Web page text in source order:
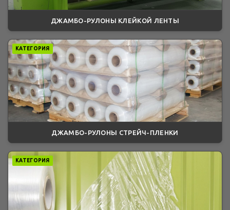
ДЖАМБО-РУЛОНЫ КЛЕЙКОЙ ЛЕНТЫ
КАТЕГОРИЯ
ДЖАМБО-РУЛОНЫ СТРЕЙЧ-ПЛЕНКИ
КАТЕГОРИЯ